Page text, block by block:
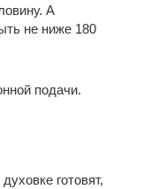
А
не ниже 180
подачи.
готовят,